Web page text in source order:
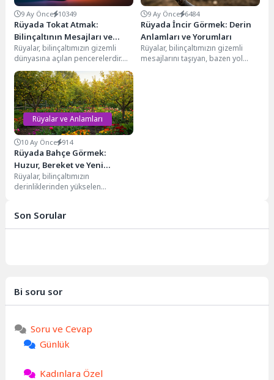
9 Ay Önce 10349
Rüyada Tokat Atmak:
Bilinçaltının Mesajları ve
Derin Anlamları
Rüyalar, bilinçaltımızın gizemli
dünyasına açılan pencerelerdir.
Gündelik yaşamda karşılaştığımız,
bastırdığımız ya da farkında
olmadığımız duyguların...
9 Ay Önce 6484
Rüyada İncir Görmek: Derin
Anlamları ve Yorumları
Rüyalar, bilinçaltımızın gizemli
mesajlarını taşıyan, bazen yol
Rüyalar ve Anlamları
10 Ay Önce 914
Rüyada Bahçe Görmek:
Huzur, Bereket ve Yeni
Başlangıçların Sırrı
Rüyalar, bilinçaltımızın
derinliklerinden yükselen
çok anlamlı...
Son Sorular
Bi soru sor
Soru ve Cevap
Günlük
Kadınlara Özel